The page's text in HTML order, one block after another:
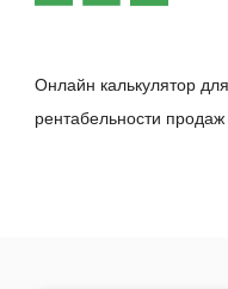
Онлайн калькулятор
рентабельности продаж